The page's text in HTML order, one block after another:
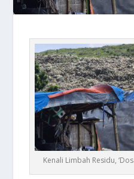
Kenali Limbah Residu,